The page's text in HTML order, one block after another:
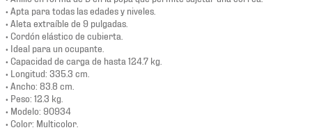
• Apta para todas las edades y niveles.
• Aleta extraíble de 9 pulgadas.
• Cordón elástico de cubierta.
• Ideal para un ocupante.
• Capacidad de carga de hasta 124.7 kg.
• Longitud: 335.3 cm.
• Ancho: 83.8 cm.
• Peso: 12.3 kg.
• Modelo: 90934
• Color: Multicolor.